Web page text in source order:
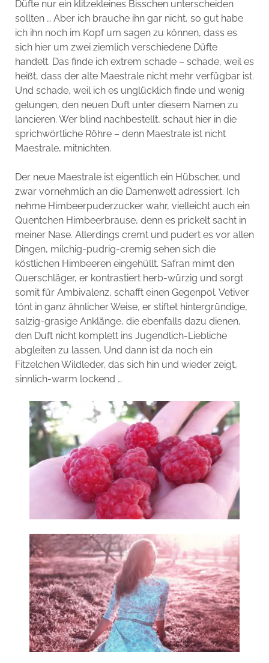
Düfte nur ein klitzekleines Bisschen unterscheiden
sollten … Aber ich brauche ihn gar nicht, so gut habe
ich ihn noch im Kopf um sagen zu können, dass es
sich hier um zwei ziemlich verschiedene Düfte
handelt. Das finde ich extrem schade – schade, weil es
heißt, dass der alte Maestrale nicht mehr verfügbar ist.
Und schade, weil ich es unglücklich finde und wenig
gelungen, den neuen Duft unter diesem Namen zu
lancieren. Wer blind nachbestellt, schaut hier in die
sprichwörtliche Röhre – denn Maestrale ist nicht
Maestrale, mitnichten.
Der neue Maestrale ist eigentlich ein Hübscher, und
zwar vornehmlich an die Damenwelt adressiert. Ich
nehme Himbeerpuderzucker wahr, vielleicht auch ein
Quentchen Himbeerbrause, denn es prickelt sacht in
meiner Nase. Allerdings cremt und pudert es vor allen
Dingen, milchig-pudrig-cremig sehen sich die
köstlichen Himbeeren eingehüllt. Safran mimt den
Querschläger, er kontrastiert herb-würzig und sorgt
somit für Ambivalenz, schafft einen Gegenpol. Vetiver
tönt in ganz ähnlicher Weise, er stiftet hintergründige,
salzig-grasige Anklänge, die ebenfalls dazu dienen,
den Duft nicht komplett ins Jugendlich-Liebliche
abgleiten zu lassen. Und dann ist da noch ein
Fitzelchen Wildleder, das sich hin und wieder zeigt,
sinnlich-warm lockend …